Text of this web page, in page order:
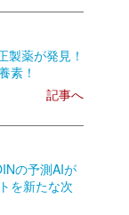
製薬が発見！
素！
記事へ
の予測AIが
を新たな次